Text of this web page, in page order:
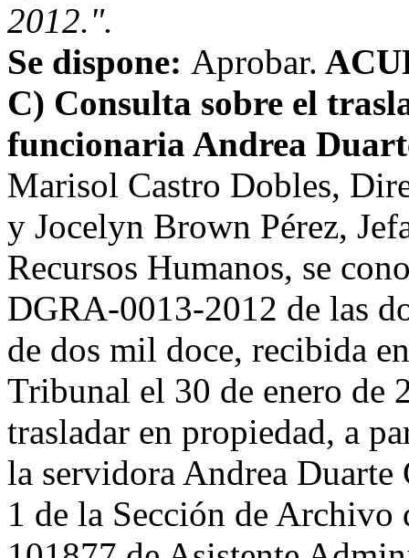
2012.".
Se dispone: Aprobar.
C) Consulta sobre el
funcionaria Andrea
Marisol Castro Dobles,
y Jocelyn Brown Pérez,
Recursos Humanos, se
DGRA-0013-2012 de las
de dos mil doce, recibida
Tribunal el 30 de enero de
trasladar en propiedad, a
la servidora Andrea
1 de la Sección de